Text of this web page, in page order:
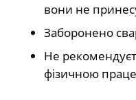
вони не
Заборонено
Не
фізичною